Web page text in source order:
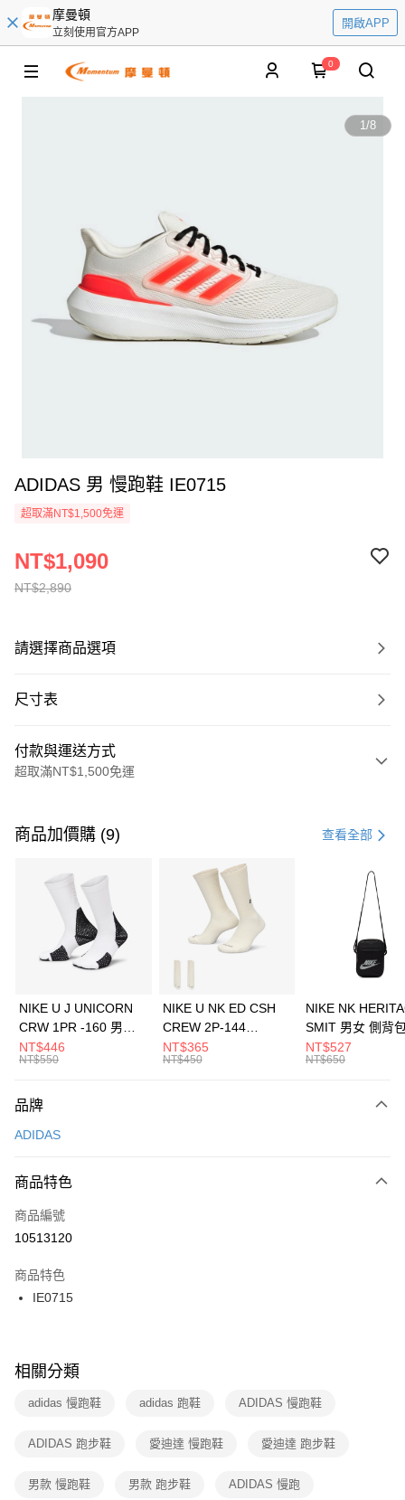
摩曼頓
立刻使用官方APP
開啟APP
0
1/8
ADIDAS 男 慢跑鞋 IE0715
超取滿NT$1,500免運
NT$2,890
NT$1,090
請選擇商品選項
尺寸表
付款與運送方式
超取滿NT$1,500免運
信用卡一次付款
3 期 0 利率 每期 21家銀行
合作金庫商業銀行
第一商業銀行
華南商業銀行
彰化商業銀行
上海商業儲蓄銀行
元大商業銀行
台灣樂天信用卡公司
Apple Pay
全盈+PAY
AFTEE先享後付
【關於「AFTEE先享後付」】
便利好安心！
３．安心：先確認商品／服務後，再付款。
【「AFTEE先享後付」結帳流程】
１．於結帳方式選擇「AFTEE先享後付」後，將跳轉至「AFTEE先享後付」
２．訂單成立數日內，您將收到繳費通知簡訊。
３．收到繳費通知簡訊後14天內，點擊此簡訊中的連結，可透過四大超商／
ATM／網路銀行／等多元方式進行付款，方視為交易完成。
※ 交易是否成功請以「AFTEE先享後付 」之結帳頁面顯示為準，若有關於
是否繳費成功／繳費後需取消欲退款等相關疑問，請聯繫「AFTEE先享後付
客戶支援中心」https://netprotections.freshdesk.com/support/home
１．透過由恩沛科技股份有限公司提供之「AFTEE先享後付」服務完成之交
權轉讓予恩沛科技股份有限公司。
運送方式
每筆NT$100，滿NT$1,500(含以上)免運費
宅配
每筆NT$100，滿NT$1,500(含以上)免運費
付款後門市自取
每筆NT$100，滿NT$1,500(含以上)免運費
商品加價購 (9) 查看全部
NIKE U J UNICORN
CRW 1PR -160 男女
中統襪 FZ3393100
NT$446
NT$550
NIKE U NK ED CSH
CREW 2P-144
EMBRDY 男女 短統襪
FZ3073133
NT$365
NT$450
NIKE NK
SMIT 男女 側背
BA5871010
NT$527
NT$650
品牌
ADIDAS
商品特色
商品編號
10513120
商品特色
IE0715
相關分類
adidas 慢跑鞋 adidas 跑鞋 ADIDAS 慢跑鞋
ADIDAS 跑步鞋 愛迪達 慢跑鞋 愛迪達 跑步鞋
男款 慢跑鞋 男款 跑步鞋 ADIDAS 慢跑